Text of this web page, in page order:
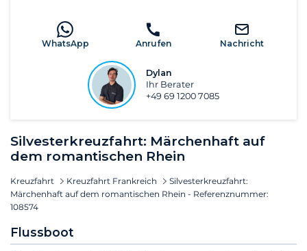
Silvesterkreuzfahrt: Märchenhaft auf
dem romantischen Rhein
Kreuzfahrt Kreuzfahrt Frankreich
Silvesterkreuzfahrt:
Märchenhaft auf dem romantischen Rhein - Referenznummer:
108574
Flussboot
WhatsApp Anrufen Nachricht
Dylan
Ihr Berater
+49 69 1200 7085